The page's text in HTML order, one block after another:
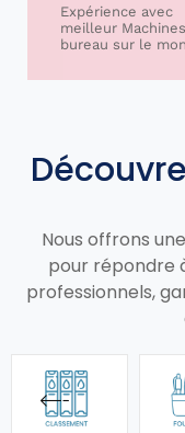
Expérience avec
meilleur Machines
bureau sur le
Nous offrons
pour répondre
professionnels,